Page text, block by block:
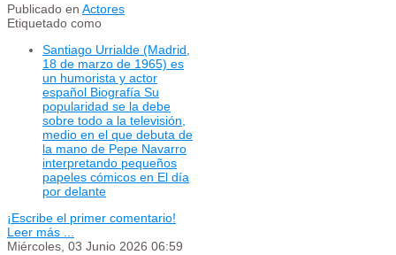
Publicado en Actores
Etiquetado como
Santiago Urrialde (Madrid,
18 de marzo de 1965) es
un humorista y actor
español Biografía Su
popularidad se la debe
sobre todo a la televisión,
medio en el que debuta de
la mano de Pepe Navarro
interpretando pequeños
papeles cómicos en El día
por delante
¡Escribe el primer comentario!
Leer más ...
Miércoles, 03 Junio 2026 06:59